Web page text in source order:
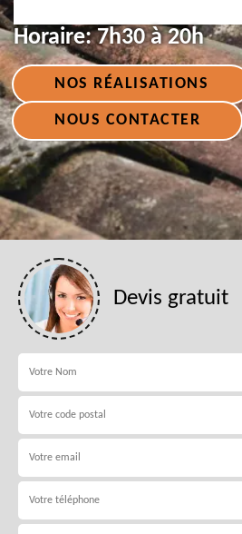
Horaire:7h30 à 20h
NOS RÉALISATIONS
NOUS CONTACTER
Devis gratuit